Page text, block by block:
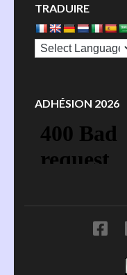
TRADUIRE
ADHÉSION 2026